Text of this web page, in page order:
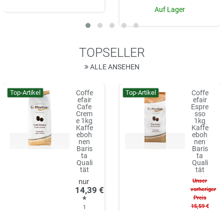
Auf Lager
TOPSELLER
ALLE ANSEHEN
Top-Artikel
Coffe
efair
Cafe
Crem
e 1kg
Kaffe
eboh
nen
Baris
ta
Quali
tät
14,39 €
*
1
Top-Artikel
Coffe
efair
Espre
sso
1kg
Kaffe
eboh
nen
Baris
ta
Quali
tät
Unser
vorheriger
Preis
15,59 €